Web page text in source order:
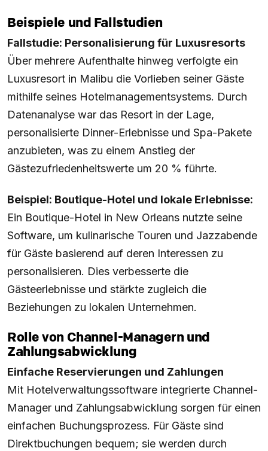
Beispiele und Fallstudien
Fallstudie: Personalisierung für Luxusresorts
Über mehrere Aufenthalte hinweg verfolgte ein
Luxusresort in Malibu die Vorlieben seiner Gäste
mithilfe seines Hotelmanagementsystems. Durch
Datenanalyse war das Resort in der Lage,
personalisierte Dinner-Erlebnisse und Spa-Pakete
anzubieten, was zu einem Anstieg der
Gästezufriedenheitswerte um 20 % führte.
Beispiel: Boutique-Hotel und lokale Erlebnisse:
Ein Boutique-Hotel in New Orleans nutzte seine
Software, um kulinarische Touren und Jazzabende
für Gäste basierend auf deren Interessen zu
personalisieren. Dies verbesserte die
Gästeerlebnisse und stärkte zugleich die
Beziehungen zu lokalen Unternehmen.
Rolle von Channel-Managern und
Zahlungsabwicklung
Einfache Reservierungen und Zahlungen
Mit Hotelverwaltungssoftware integrierte Channel-
Manager und Zahlungsabwicklung sorgen für einen
einfachen Buchungsprozess. Für Gäste sind
Direktbuchungen bequem; sie werden durch